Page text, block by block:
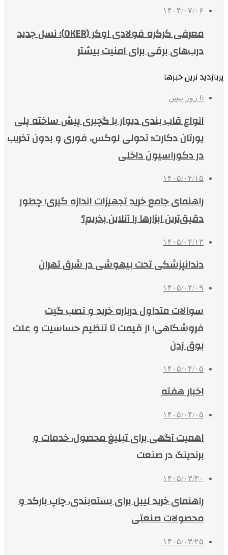
۱۴۰۴/۰۷/۰۶
معرفی کرکره فولادی اوکر (OKER)؛ نسل جدید
درب‌های برقی برای امنیت بیشتر
پربازدید ترین خبرها
6 روز پیش
انواع قاب بندی دیوار با گچبری پیش ساخته پلی
یورتان دکارت؛ تحولی لوکس، فوری و بدون تخریب
در دکوراسیون داخلی
۱۴۰۵/۰۴/۱۵
راهنمای جامع خرید تجهیزات اندازه گیری؛ چطور
دقیق‌ترین ابزارها را آنلاین بخریم؟
۱۴۰۵/۰۴/۱۳
دندانپزشکی تحت بیهوشی در شرق تهران
۱۴۰۵/۰۴/۰۹
سوالات متداول درباره خرید و نصب گیت
فروشگاهی؛ از قیمت تا تنظیم حساسیت و علت
بوق زدن
۱۴۰۵/۰۴/۰۵
اخبار هفته
۱۴۰۵/۰۴/۰۵
اهمیت آگهی برای تبلیغ محصول، خدمات و
برندینگ در صنعت
۱۴۰۵/۰۳/۳۰
راهنمای خرید لیبل برای بسته‌بندی، چاپ بارکد و
محصولات صنعتی
۱۴۰۵/۰۳/۲۵